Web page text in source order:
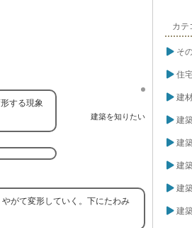
建築を知りたい
する現象
がて変形していく。下にたわみ
カテ
そ
住
建
建
建
建
建
建